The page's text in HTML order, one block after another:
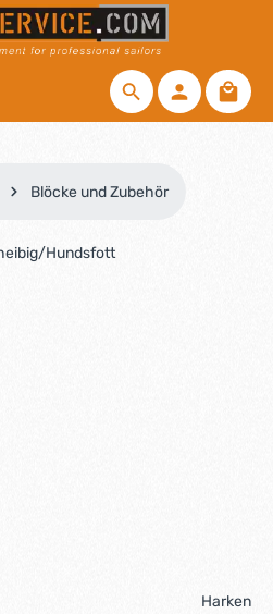
Blöcke und Zubehör
Harken